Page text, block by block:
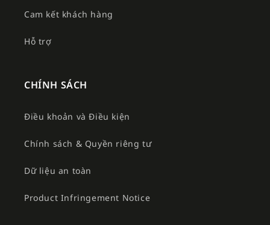
Cam kết khách hàng
Hỗ trợ
CHÍNH SÁCH
Điều khoản và Điều kiện
Chính sách & Quyền riêng tư
Dữ liệu an toàn
Product Infringement Notice